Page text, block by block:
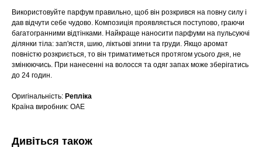
Використовуйте парфум правильно, щоб він розкрився на повну силу і
дав відчути себе чудово. Композиція проявляється поступово, граючи
багатогранними відтінками. Найкраще наносити парфуми на пульсуючі
ділянки тіла: зап'ястя, шию, ліктьові згини та груди. Якщо аромат
повністю розкриється, то він триматиметься протягом усього дня, не
змінюючись. При нанесенні на волосся та одяг запах може зберігатись
до 24 годин.
Оригінальність: Репліка
Країна виробник: ОАЕ
Дивіться також